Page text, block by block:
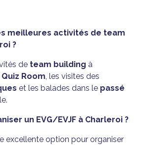
meilleures activités de team
?
de team building à
Quiz Room, les visites des
et les balades dans le passé
un EVG/EVJF à Charleroi ?
excellente option pour organiser